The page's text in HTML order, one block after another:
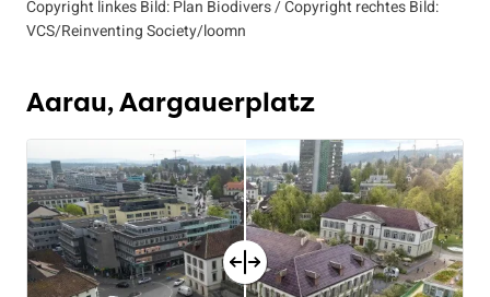
Copyright linkes Bild: Plan Biodivers / Copyright rechtes Bild:
VCS/Reinventing Society/loomn
Aarau, Aargauerplatz